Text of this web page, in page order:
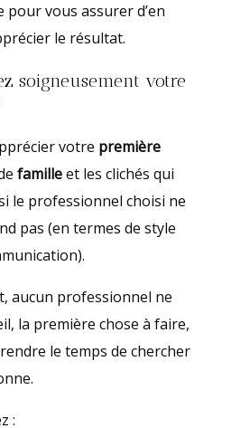
pour vous assurer d’en
le résultat.
soigneusement votre
votre première
familleet les clichés qui
le professionnel choisi ne
pas (en termes de style
aucun professionnel ne
la première chose à faire,
le temps de chercher
: